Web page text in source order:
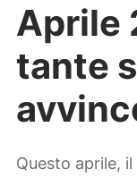
Aprile
tante
Questo aprile,